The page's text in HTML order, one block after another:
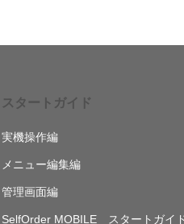
スタートガイド
実機操作編
メニュー編集編
管理画面編
SelfOrder MOBILE スタートガイ